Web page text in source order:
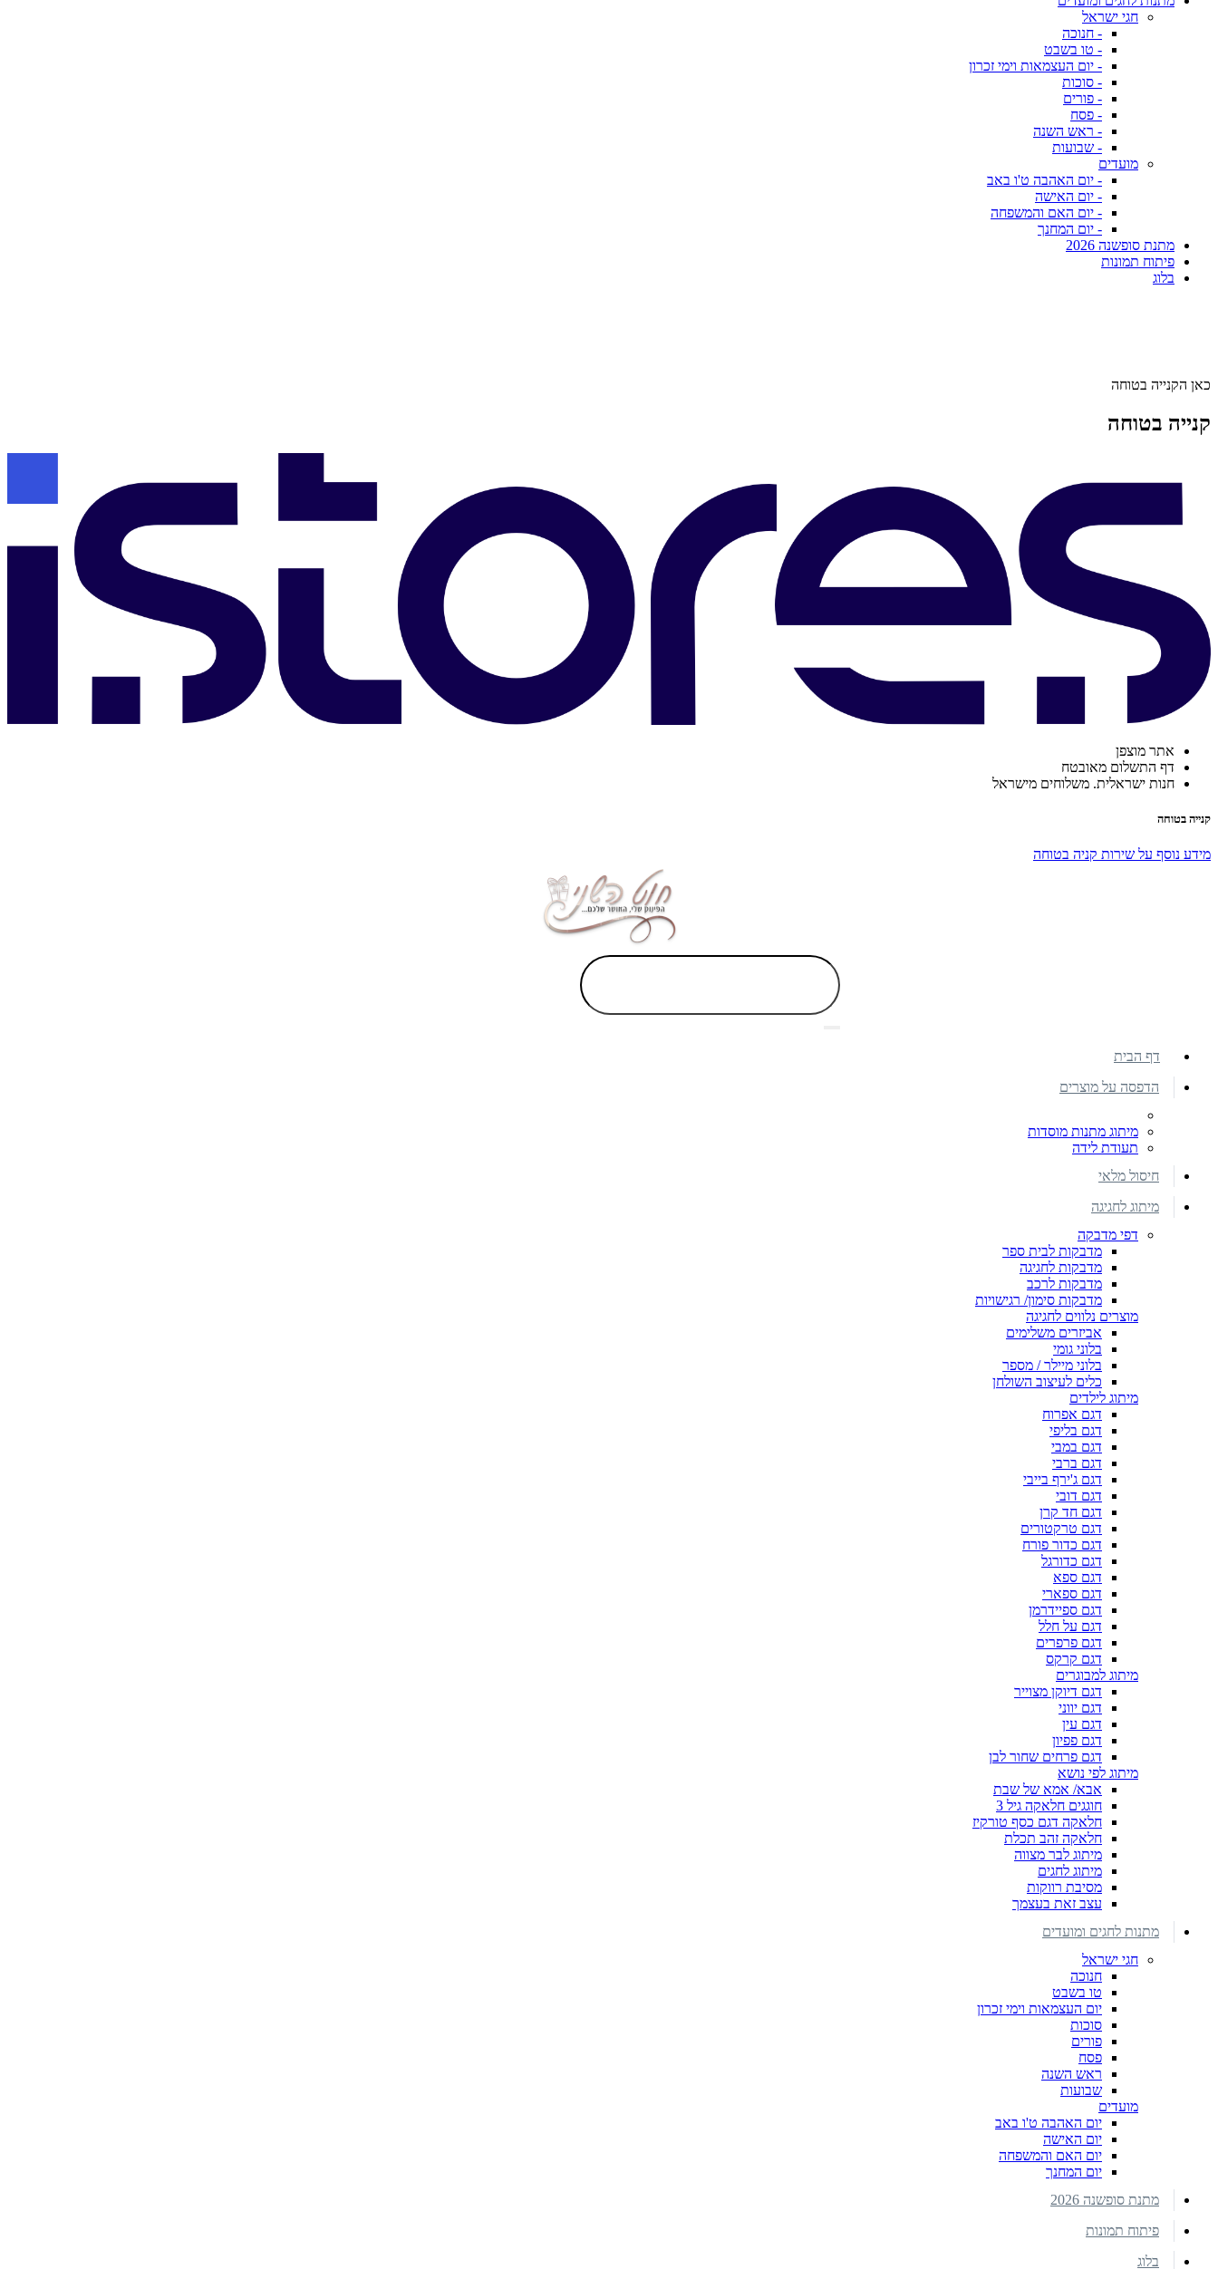
חגי ישראל
- חנוכה
- טו בשבט
- יום העצמאות וימי זכרון
- סוכות
- פורים
- פסח
- ראש השנה
- שבועות
מועדים
- יום האהבה ט'ו באב
- יום האישה
- יום האם והמשפחה
- יום המחנך
מתנת סופשנה 2026
פיתוח תמונות
בלוג
כאן הקנייה בטוחה
קנייה בטוחה
אתר מוצפן
דף התשלום מאובטח
חנות ישראלית. משלוחים מישראל
קנייה בטוחה
מידע נוסף על שירות קניה בטוחה
דף הבית
הדפסה על מוצרים
מיתוג מתנות מוסדות
תעודת לידה
חיסול מלאי
מיתוג לחגיגה
דפי מדבקה
מדבקות לבית ספר
מדבקות לחגיגה
מדבקות לרכב
מדבקות סימון/ רגישויות
מוצרים נלווים לחגיגה
אביזרים משלימים
בלוני גומי
בלוני מיילר / מספר
כלים לעיצוב השולחן
מיתוג לילדים
דגם אפרוח
דגם בליפי
דגם במבי
דגם ברבי
דגם ג'ירף בייבי
דגם דובי
דגם חד קרן
דגם טרקטורים
דגם כדור פורח
דגם כדורגל
דגם ספא
דגם ספארי
דגם ספיידרמן
דגם על חלל
דגם פרפרים
דגם קרקס
מיתוג למבוגרים
דגם דיוקן מצוייר
דגם יווני
דגם עין
דגם פפיון
דגם פרחים שחור לבן
מיתוג לפי נושא
אבא/ אמא של שבת
חוגגים חלאקה גיל 3
חלאקה דגם כסף טורקיז
חלאקה זהב תכלת
מיתוג לבר מצווה
מיתוג לחגים
מסיבת רווקות
עצב זאת בעצמך
מתנות לחגים ומועדים
חגי ישראל
חנוכה
טו בשבט
יום העצמאות וימי זכרון
סוכות
פורים
פסח
ראש השנה
שבועות
מועדים
יום האהבה ט'ו באב
יום האישה
יום האם והמשפחה
יום המחנך
מתנת סופשנה 2026
פיתוח תמונות
בלוג